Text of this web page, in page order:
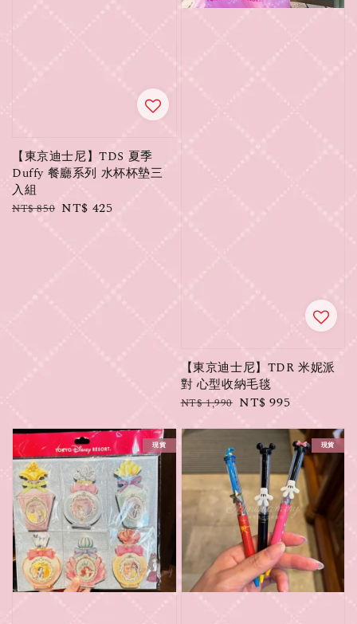
【東京迪士尼】TDS 夏季
Duffy 餐廳系列 水杯杯墊三
入組
Regular
NT$ 850 Sale
NT$ 425
【東京迪士尼】TDR 米妮派
對 心型收納毛毯
Regular
NT$ 1,990 Sale
NT$ 995
現貨 現貨